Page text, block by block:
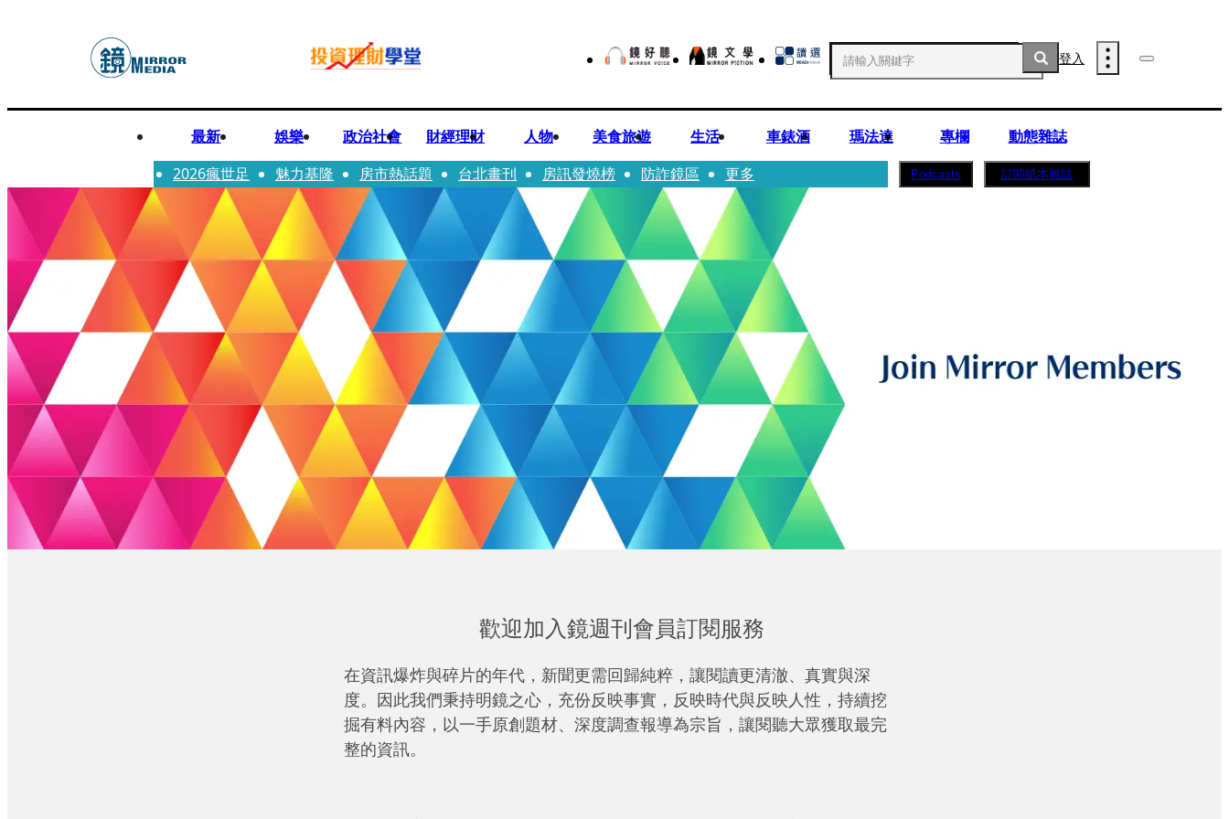
登入
最新 娛樂 政治社會 財經理財 人物 美食旅遊 生活 車錶酒 瑪法達 專欄
動態雜誌
2026瘋世足
魅力基隆 房市熱話題 台北畫刊 房訊發燒榜 防詐鏡區 更多 Podcasts 訂閱紙本雜誌
歡迎加入鏡週刊會員訂閱服務
在資訊爆炸與碎片的年代，新聞更需回歸純粹，讓閱讀更清澈、真實與深
度。因此我們秉持明鏡之心，充份反映事實，反映時代與反映人性，持續挖
掘有料內容，以一手原創題材、深度調查報導為宗旨，讓閱聽大眾獲取最完
整的資訊。